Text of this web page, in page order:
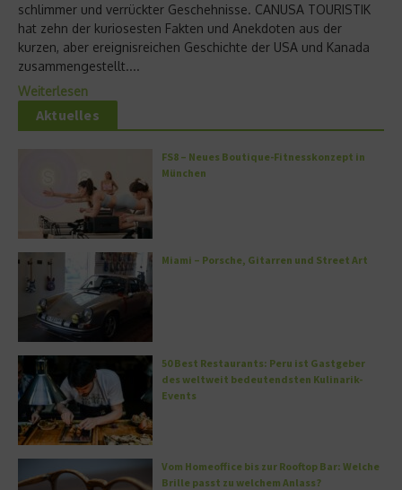
schlimmer und verrückter Geschehnisse. CANUSA TOURISTIK
hat zehn der kuriosesten Fakten und Anekdoten aus der
kurzen, aber ereignisreichen Geschichte der USA und Kanada
zusammengestellt....
Weiterlesen
Aktuelles
FS8 – Neues Boutique-Fitnesskonzept in
München
Miami – Porsche, Gitarren und Street Art
50 Best Restaurants: Peru ist Gastgeber
des weltweit bedeutendsten Kulinarik-
Events
Vom Homeoffice bis zur Rooftop Bar: Welche
Brille passt zu welchem Anlass?